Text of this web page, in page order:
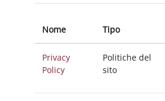
Nome Tipo
Privacy
Policy
Politiche del
sito